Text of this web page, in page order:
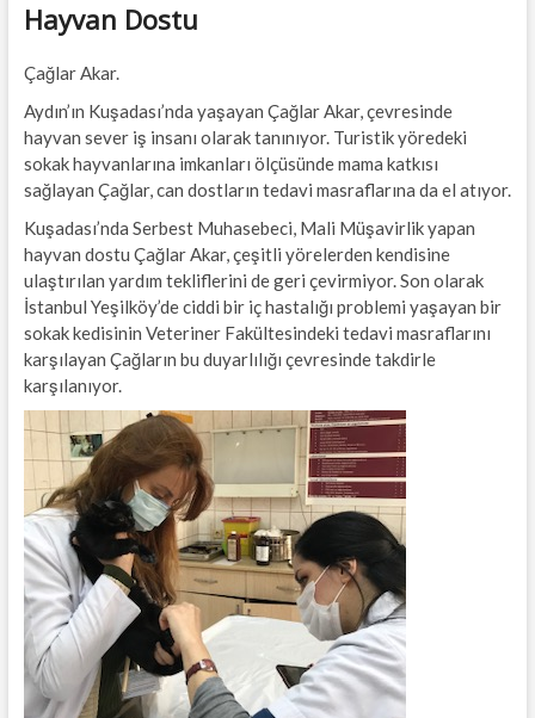
Hayvan Dostu
Çağlar Akar.
Aydın’ın Kuşadası’nda yaşayan Çağlar Akar, çevresinde
hayvan sever iş insanı olarak tanınıyor. Turistik yöredeki
sokak hayvanlarına imkanları ölçüsünde mama katkısı
sağlayan Çağlar, can dostların tedavi masraflarına da el atıyor.
Kuşadası’nda Serbest Muhasebeci, Mali Müşavirlik yapan
hayvan dostu Çağlar Akar, çeşitli yörelerden kendisine
ulaştırılan yardım tekliflerini de geri çevirmiyor. Son olarak
İstanbul Yeşilköy’de ciddi bir iç hastalığı problemi yaşayan bir
sokak kedisinin Veteriner Fakültesindeki tedavi masraflarını
karşılayan Çağların bu duyarlılığı çevresinde takdirle
karşılanıyor.